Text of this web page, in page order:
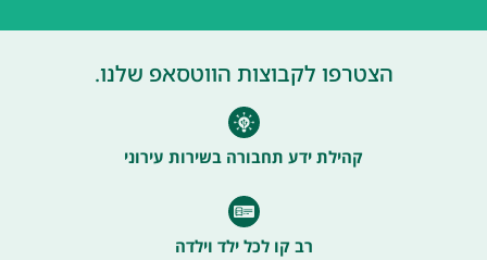
הצטרפו לקבוצות הווטסאפ שלנו.
קהילת ידע תחבורה בשירות עירוני
רב קו לכל ילד וילדה